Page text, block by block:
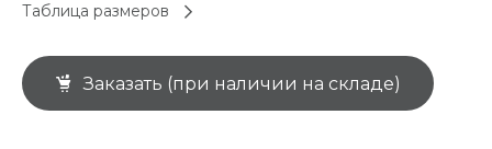
Таблица размеров
Заказать (при наличии на складе)